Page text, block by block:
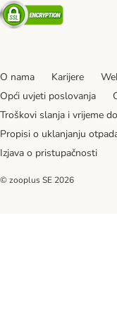
Security
O nama Karijere
Opći uvjeti poslovanja
Troškovi slanja i vrijeme
Propisi o uklanjanju
Izjava o pristupačnosti
© zooplus SE 2026